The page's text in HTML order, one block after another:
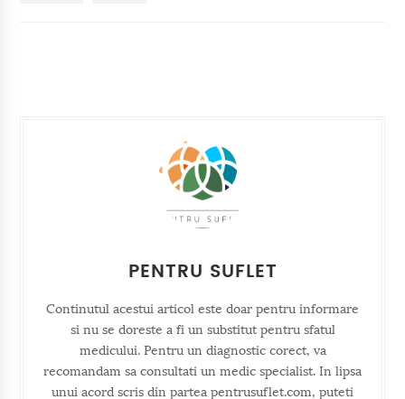
PENTRU SUFLET
Continutul acestui articol este doar pentru informare
si nu se doreste a fi un substitut pentru sfatul
medicului. Pentru un diagnostic corect, va
recomandam sa consultati un medic specialist. In lipsa
unui acord scris din partea pentrusuflet.com, puteti